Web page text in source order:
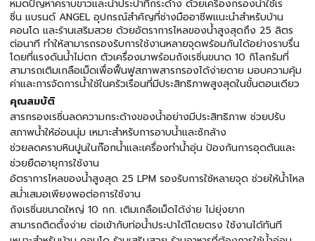
หมดปัญหาคราบขาวและน้ำประปาที่กระด้าง ด้วยเครื่องกรองน้ำใช้เร
ซิ่น แบรนด์ ANGEL อุปกรณ์สำคัญที่ช่างมืออาชีพแนะนำสำหรับบ้าน
คอนโด และร้านเสริมสวย ด้วยอัตราการไหลของน้ำสูงสุดถึง 25 ลิตร
ต่อนาที ทำให้สามารถรองรับการใช้งานหลายจุดพร้อมกันได้อย่างราบรื่น
โดยที่แรงดันน้ำไม่ตก ตัวเครื่องมาพร้อมถังเรซิ่นขนาด 10 กิโลกรัมที่
สามารถเติมเกลือเม็ดเพื่อฟื้นฟูสภาพสารกรองได้ง่ายดาย มอบความคุ้ม
ค่าและการจัดการน้ำใช้ในครัวเรือนที่มีประสิทธิภาพสูงสุดในขั้นตอนเดียว
คุณสมบัติ
สารกรองเรซิ่นลดความกระด้างของน้ำอย่างมีประสิทธิภาพ ช่วยปรับ
สภาพน้ำให้อ่อนนุ่ม เหมาะสำหรับการอาบน้ำและซักล้าง
ช่วยลดคราบหินปูนในก๊อกน้ำและเครื่องทำน้ำอุ่น ป้องกันการอุดตันและ
ช่วยยืดอายุการใช้งาน
อัตราการไหลของน้ำสูงสุด 25 LPM รองรับการใช้หลายจุด ช่วยให้น้ำไหล
สม่ำเสมอเพียงพอต่อการใช้งาน
ถังเรซิ่นขนาดใหญ่ 10 กก. เติมเกลือเม็ดได้ง่าย ไม่ยุ่งยาก
สามารถติดตั้งง่าย ต่อเข้ากับท่อน้ำประปาได้โดยตรง ใช้งานได้ทันที